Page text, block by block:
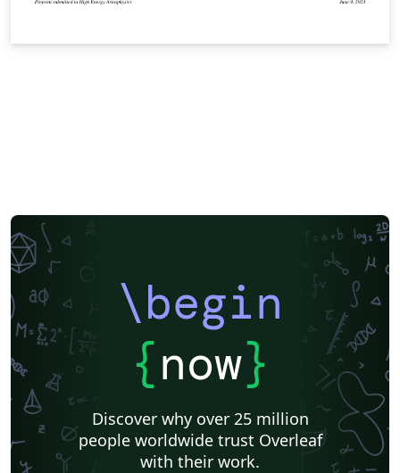
\begin
{now}
Discover why over 25 million
people worldwide trust Overleaf
with their work.